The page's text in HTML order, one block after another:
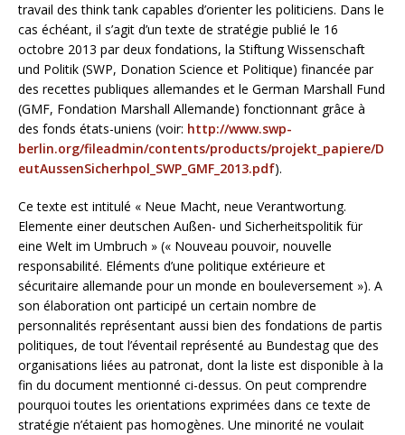
travail des think tank capables d’orienter les politiciens. Dans le
cas échéant, il s’agit d’un texte de stratégie publié le 16
octobre 2013 par deux fondations, la Stiftung Wissenschaft
und Politik (SWP, Donation Science et Politique) financée par
des recettes publiques allemandes et le German Marshall Fund
(GMF, Fondation Marshall Allemande) fonctionnant grâce à
des fonds états-uniens (voir: http://www.swp-
berlin.org/fileadmin/contents/products/projekt_papiere/D
eutAussenSicherhpol_SWP_GMF_2013.pdf).
Ce texte est intitulé « Neue Macht, neue Verantwortung.
Elemente einer deutschen Außen- und Sicherheitspolitik für
eine Welt im Umbruch » (« Nouveau pouvoir, nouvelle
responsabilité. Eléments d’une politique extérieure et
sécuritaire allemande pour un monde en bouleversement »). A
son élaboration ont participé un certain nombre de
personnalités représentant aussi bien des fondations de partis
politiques, de tout l’éventail représenté au Bundestag que des
organisations liées au patronat, dont la liste est disponible à la
fin du document mentionné ci-dessus. On peut comprendre
pourquoi toutes les orientations exprimées dans ce texte de
stratégie n’étaient pas homogènes. Une minorité ne voulait